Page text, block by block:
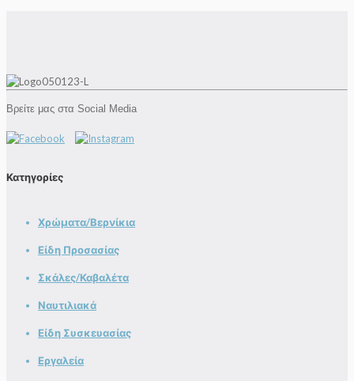
Βρείτε μας στα Social Media
Κατηγορίες
Χρώματα/Βερνίκια
Είδη Προσασίας
Σκάλες/Καβαλέτα
Ναυτιλιακά
Είδη Συσκευασίας
Εργαλεία